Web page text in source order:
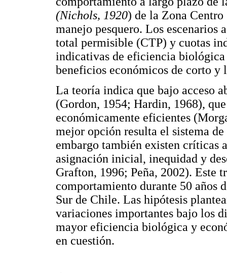
(Nichols, 1920) de la Zona
manejo pesquero. Los escenarios
total permisible (CTP) y cuotas
indicativas de eficiencia
beneficios económicos de corto y
La teoría indica que bajo acceso
(Gordon, 1954; Hardin, 1968),
económicamente eficientes
mejor opción resulta el sistema
embargo también existen críticas
asignación inicial, inequidad y
Grafton, 1996; Peña, 2002). Este
comportamiento durante 50 años
Sur de Chile. Las hipótesis
variaciones importantes bajo los
mayor eficiencia biológica y
en cuestión.